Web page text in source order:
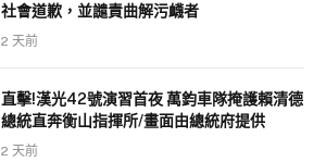
社會道歉，並譴責曲解污衊者
2 天前
直擊!漢光42號演習首夜 萬鈞車隊掩護賴清德
總統直奔衡山指揮所/畫面由總統府提供
2 天前